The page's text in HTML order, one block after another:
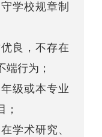
学校规章制
良，不存在
端行为；
级或本专业
；
学术研究、